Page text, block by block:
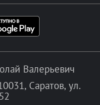
Валерьевич
Саратов, ул.